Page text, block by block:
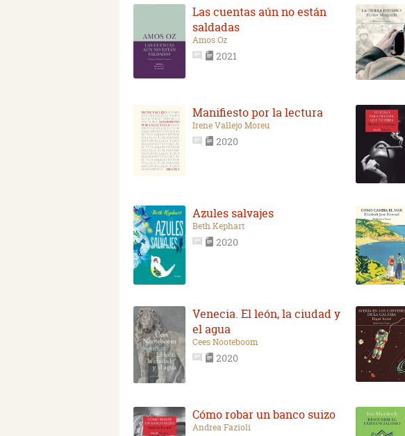
Las cuentas aún no están
saldadas
Amos Oz
2021
Manifiesto por la lectura
Irene Vallejo Moreu
2020
Azules salvajes
Beth Kephart
2020
Venecia. El león, la ciudad y
el agua
Cees Nooteboom
2020
Cómo robar un banco suizo
Andrea Fazioli